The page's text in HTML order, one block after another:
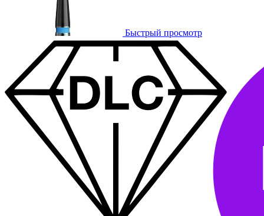
Быстрый просмотр